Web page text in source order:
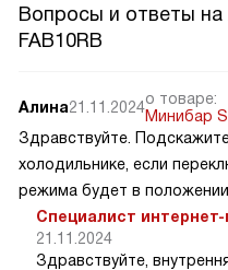
Вопросы и ответы на
FAB10RB
Алина21.11.2024о товаре:
Минибар
Здравствуйте.
холодильнике, если
режима будет в
Специалист интернет-
21.11.2024
Здравствуйте,